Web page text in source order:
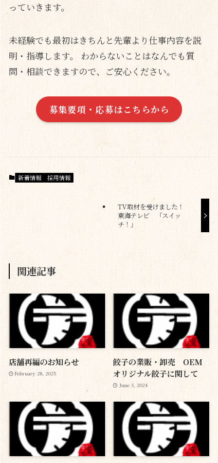
っていきます。
未経験でも最初はきちんと先輩より仕事内容を説
明・指導します。 わからないことはなんでも質
問・相談できますので、ご安心ください。
募集要項・応募はこちらから
新着情報 採用情報
TV取材を受けました！
東海テレビ 「スイッ
チ！」
関連記事
店舗再編のお知らせ
February 28, 2025
餃子の業販・卸売 OEM
オリジナル餃子に関して
June 3, 2024